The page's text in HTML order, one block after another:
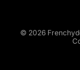
© 2026